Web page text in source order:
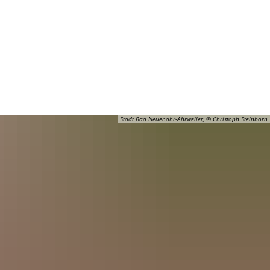
Stadt Bad Neuenahr-Ahrweiler, © Christoph Steinborn